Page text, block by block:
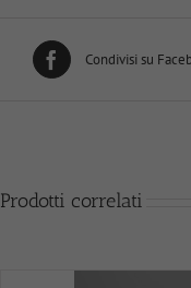
Condivisi su
Prodotti correlati